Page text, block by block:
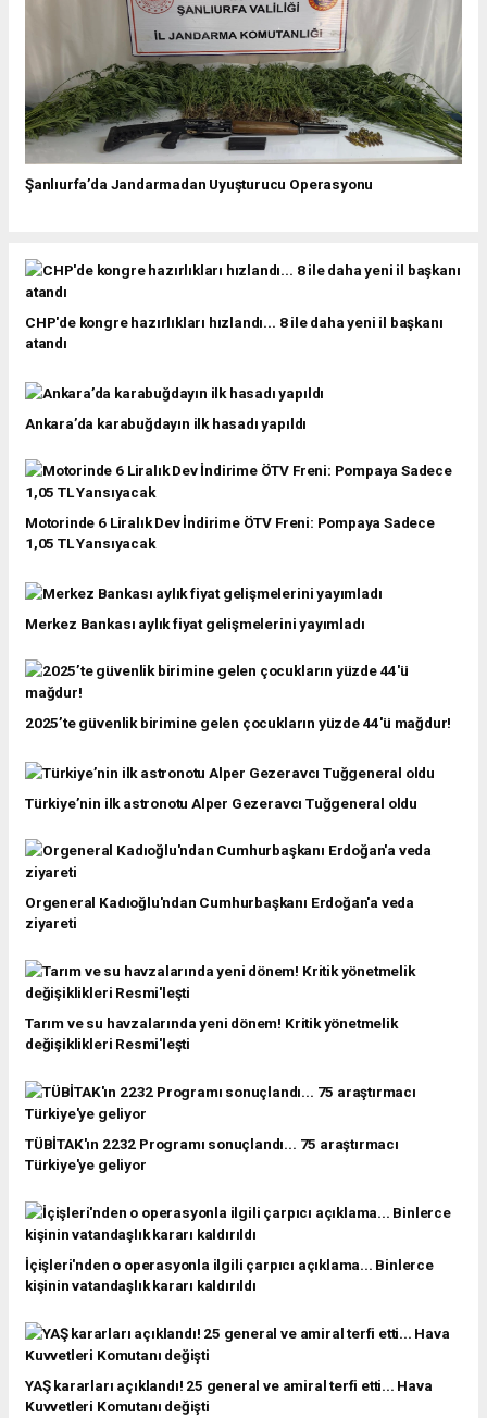
Şanlıurfa’da Jandarmadan Uyuşturucu Operasyonu
CHP'de kongre hazırlıkları hızlandı... 8 ile daha yeni il başkanı
atandı
Ankara’da karabuğdayın ilk hasadı yapıldı
Motorinde 6 Liralık Dev İndirime ÖTV Freni: Pompaya Sadece
1,05 TL Yansıyacak
Merkez Bankası aylık fiyat gelişmelerini yayımladı
2025’te güvenlik birimine gelen çocukların yüzde 44'ü mağdur!
Türkiye’nin ilk astronotu Alper Gezeravcı Tuğgeneral oldu
Orgeneral Kadıoğlu'ndan Cumhurbaşkanı Erdoğan'a veda
ziyareti
Tarım ve su havzalarında yeni dönem! Kritik yönetmelik
değişiklikleri Resmi'leşti
TÜBİTAK'ın 2232 Programı sonuçlandı... 75 araştırmacı
Türkiye'ye geliyor
İçişleri'nden o operasyonla ilgili çarpıcı açıklama... Binlerce
kişinin vatandaşlık kararı kaldırıldı
YAŞ kararları açıklandı! 25 general ve amiral terfi etti... Hava
Kuvvetleri Komutanı değişti